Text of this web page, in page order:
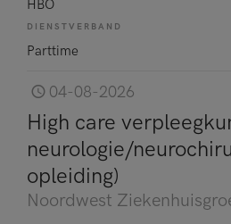
HBO
DIENSTVERBAND
Parttime
04-08-2026
High care
neurologie/
opleiding)
Noordwest